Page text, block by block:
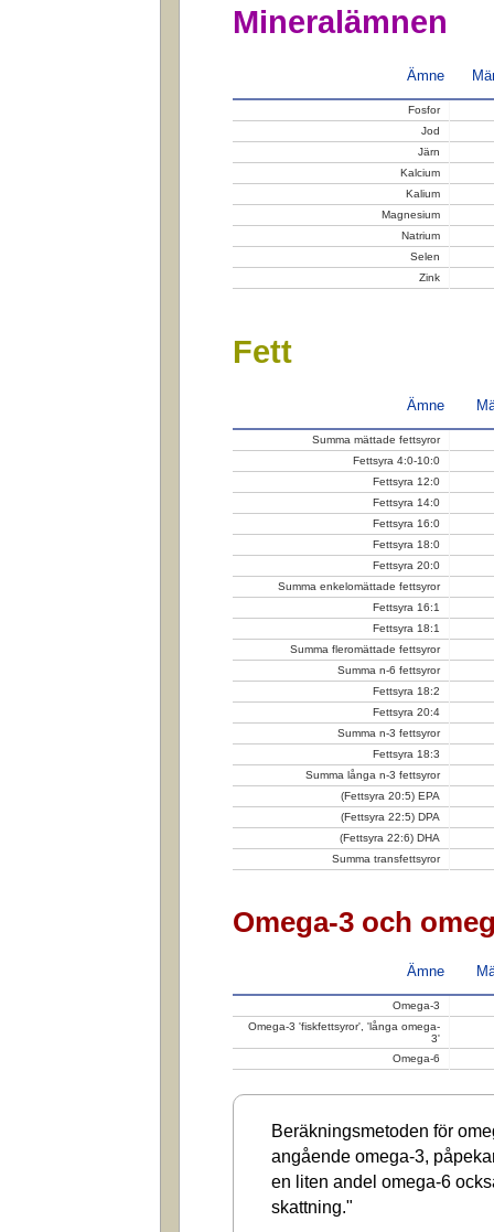
Mineralämnen
Ämne
Fosfor
Jod
Järn
Kalcium
Kalium
Magnesium
Natrium
Selen
Zink
Fett
Ämne
Summa mättade fettsyror
Fettsyra 4:0-10:0
Fettsyra 12:0
Fettsyra 14:0
Fettsyra 16:0
Fettsyra 18:0
Fettsyra 20:0
Summa enkelomättade fettsyror
Fettsyra 16:1
Fettsyra 18:1
Summa fleromättade fettsyror
Summa n-6 fettsyror
Fettsyra 18:2
Fettsyra 20:4
Summa n-3 fettsyror
Fettsyra 18:3
Summa långa n-3 fettsyror
(Fettsyra 20:5) EPA
(Fettsyra 22:5) DPA
(Fettsyra 22:6) DHA
Summa transfettsyror
Omega-3 och
Ämne
Omega-3
Omega-3 'fiskfettsyror', 'långa omega-
3'
Omega-6
Beräkningsmetoden för
angående omega-3,
en liten andel omega-6
skattning."